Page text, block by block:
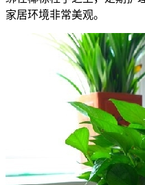
家居环境非常美观。